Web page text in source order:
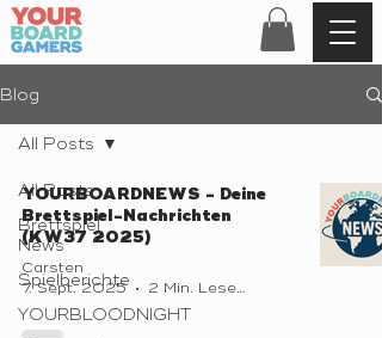
Blog
All Posts
Brettspiel
News
Spielberichte
YOURBLOODNIGHT
All Posts
YOURBOARDNEWS - Deine
Brettspiel-Nachrichten
(KW37 2025)
Carsten
7. Sept. 2025
2 Min. Lesezeit